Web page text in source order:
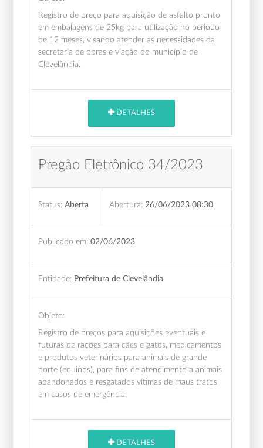
Registro de preço para aquisição de asfalto pronto
em embalagens de 25kg para utilização no periodo
de 12 meses, visando atender as necessidades da
secretaria de obras e viação do município de
Clevelândia.
DETALHES
Pregão Eletrônico 34/2023
Status: Aberta Abertura: 26/06/2023 08:30
Publicado em: 02/06/2023
Entidade: Prefeitura de Clevelândia
Objeto:
Registro de preços para aquisições eventuais e
futuras de rações para cães e gatos, medicamentos
e produtos veterinários para animais de grande
porte (equinos), para fins de atendimento a animais
abandonados e resgatados vítimas de maus tratos
em casos de emergência.
DETALHES